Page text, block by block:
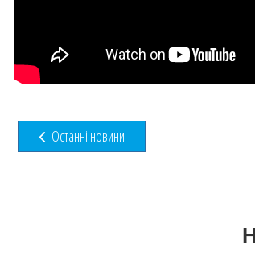
Останні новини